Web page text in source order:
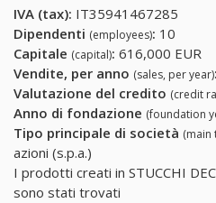
IVA (tax): IT35941467285
Dipendenti (employees): 10
Capitale (capital): 616,000 EUR
Vendite, per anno (sales, per year):
Valutazione del credito (credit
Anno di fondazione (foundation
Tipo principale di società (main
azioni (s.p.a.)
I prodotti creati in STUCCHI
sono stati trovati